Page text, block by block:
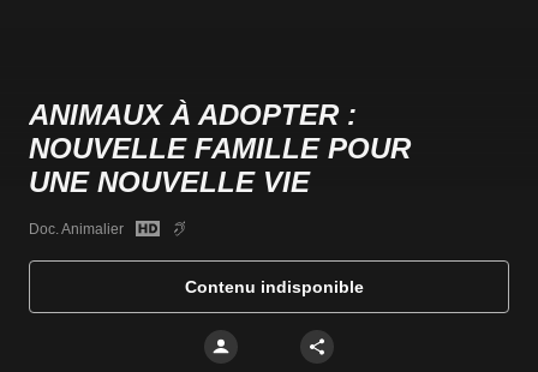
ANIMAUX À ADOPTER :
NOUVELLE FAMILLE POUR
UNE NOUVELLE VIE
Doc. Animalier
Contenu indisponible